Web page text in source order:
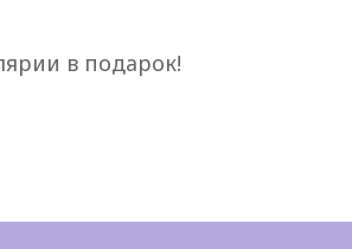
в подарок!